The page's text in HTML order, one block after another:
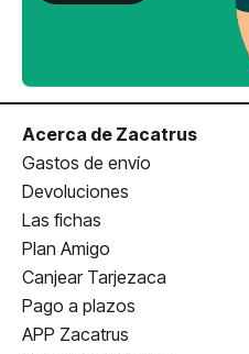
Acerca de Zacatrus
Gastos de envío
Devoluciones
Las fichas
Plan Amigo
Canjear Tarjezaca
Pago a plazos
APP Zacatrus